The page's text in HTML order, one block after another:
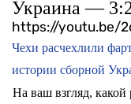
Украина —
https://youtu.be/
Чехи расчехлили
истории сборной
На ваш взгляд, какой